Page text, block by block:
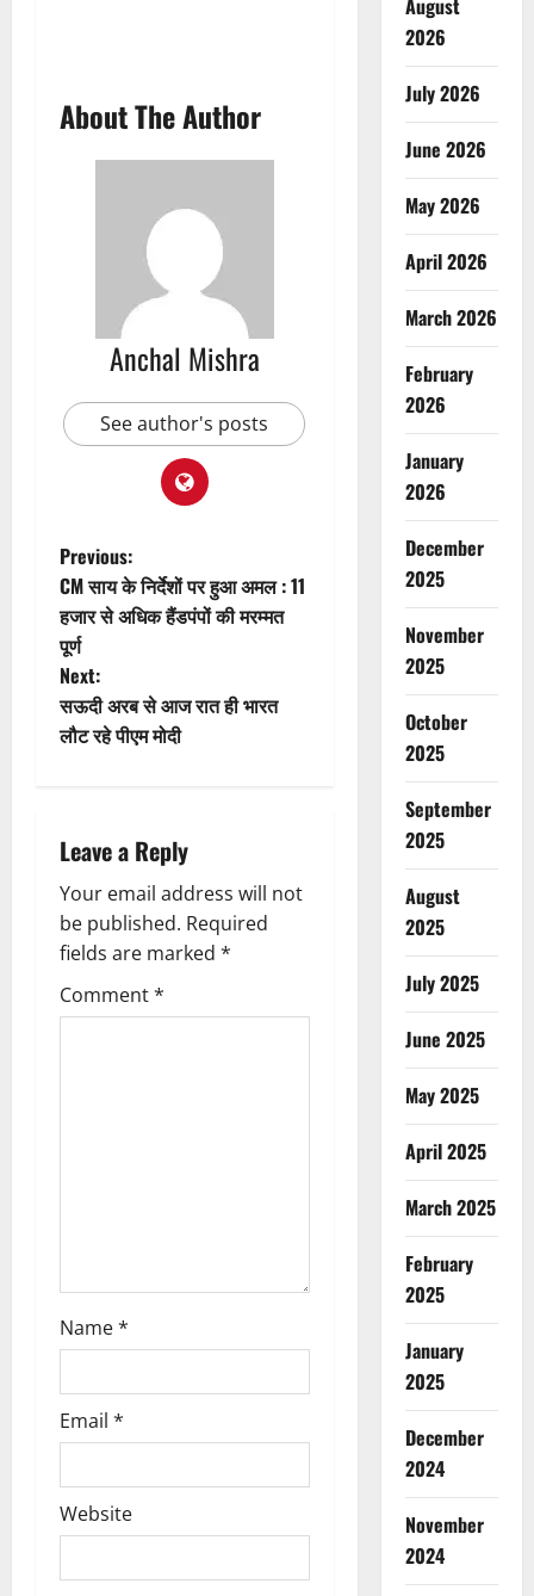
About The Author
Anchal Mishra
See author's posts
P
o
s
t
v
i
g
a
Previous:
CM साय के निर्देशों पर हुआ अमल : 11
हजार से अधिक हैंडपंपों की मरम्मत
पूर्ण
Next:
सऊदी अरब से आज रात ही भारत
लौट रहे पीएम मोदी
Leave a Reply
Your email address will not
be published. Required
fields are marked *
Comment*
Name*
Email *
Website
August
2026
July 2026
June 2026
May 2026
April 2026
March 2026
February
2026
January
2026
December
2025
November
2025
October
2025
September
2025
August
2025
July 2025
June 2025
May 2025
April 2025
March 2025
February
2025
January
2025
December
2024
November
2024